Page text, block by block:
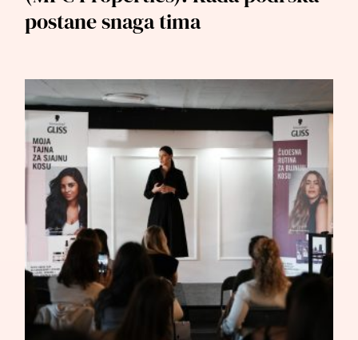
postane snaga tima